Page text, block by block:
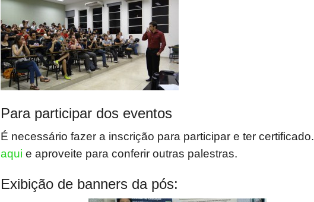
Para participar dos eventos
É necessário fazer a inscrição para participar e ter certificado.
aqui e aproveite para conferir outras palestras.
Exibição de banners da pós: